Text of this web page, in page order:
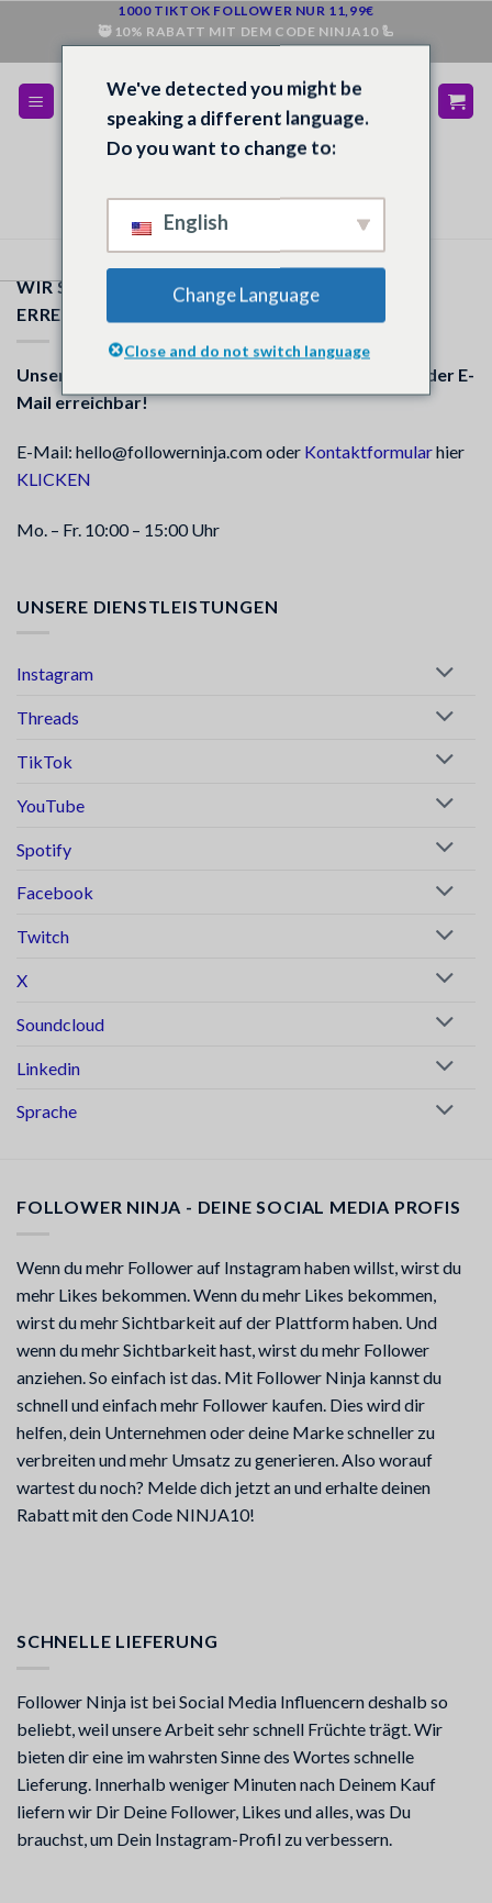
springen
1000 TIKTOK FOLLOWER NUR 11,99€
🥷 10% RABATT MIT DEM CODE NINJA10 🦾
WIR SIND RUND UM DIE UHR FÜR EUCH
ERREICHBAR
Unser Kunden Support ist für euch 24/7 per Chat oder E-
Mail erreichbar!
E-Mail: hello@followerninja.com oder Kontaktformularhier
KLICKEN
Mo. – Fr. 10:00 – 15:00 Uhr
UNSERE DIENSTLEISTUNGEN
Instagram
Threads
TikTok
YouTube
Spotify
Facebook
Twitch
X
Soundcloud
Linkedin
Sprache
FOLLOWER NINJA - DEINE SOCIAL MEDIA PROFIS
Wenn du mehr Follower auf Instagram haben willst, wirst du
mehr Likes bekommen. Wenn du mehr Likes bekommen,
wirst du mehr Sichtbarkeit auf der Plattform haben. Und
wenn du mehr Sichtbarkeit hast, wirst du mehr Follower
anziehen. So einfach ist das. Mit Follower Ninja kannst du
schnell und einfach mehr Follower kaufen. Dies wird dir
helfen, dein Unternehmen oder deine Marke schneller zu
verbreiten und mehr Umsatz zu generieren. Also worauf
wartest du noch? Melde dich jetzt an und erhalte deinen
Rabatt mit den Code NINJA10!
SCHNELLE LIEFERUNG
Follower Ninja ist bei Social Media Influencern deshalb so
beliebt, weil unsere Arbeit sehr schnell Früchte trägt. Wir
bieten dir eine im wahrsten Sinne des Wortes schnelle
Lieferung. Innerhalb weniger Minuten nach Deinem Kauf
liefern wir Dir Deine Follower, Likes und alles, was Du
brauchst, um Dein Instagram-Profil zu verbessern.
We've detected you might be
speaking a different language.
Do you want to change to:
English
Change Language
Close and do not switch language